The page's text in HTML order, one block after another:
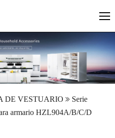
DE VESTUARIO
Serie
armario HZL904A/B/C/D